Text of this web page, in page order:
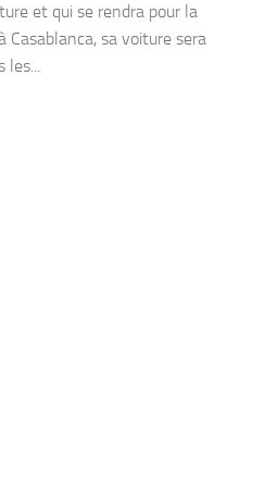
et qui se rendra pour la
Casablanca, sa voiture sera
les...